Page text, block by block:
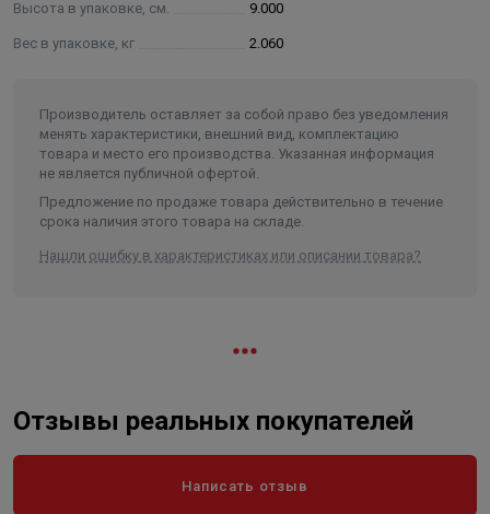
• Положите испаритель на полок или лавку. Чем он
ближе к источнику тепла, тем интенсивнее аромат.
кусочки гималайской соли.
Гималайская соль содержит до 92 редких минеральных
элементов. Замечательно то, что ровно столько
содержится этих элементов в организме человека.
Воздух, содержащий соли различных элементов,
гипертонии; снимает стрессы, борется с
хронической усталости.
Высота в упаковке, см. 9.000
Вес в упаковке, кг 2.060
Производитель оставляет за собой право без уведомления
менять характеристики, внешний вид, комплектацию
товара и место его производства. Указанная информация
не является публичной офертой.
Предложение по продаже товара действительно в течение
срока наличия этого товара на складе.
Нашли ошибку в характеристиках или описании товара?
Отзывы реальных покупателей
Написать отзыв